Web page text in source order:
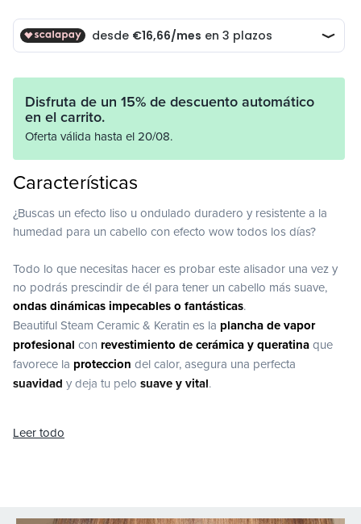
Disfruta de un 15% de descuento automático
en el carrito.
Oferta válida hasta el 20/08.
Características
¿Buscas un efecto liso u ondulado duradero y resistente a la
humedad para un cabello con efecto wow todos los días?
Todo lo que necesitas hacer es probar este alisador una vez y
no podrás prescindir de él para tener un cabello más suave,
ondas dinámicas impecables o fantásticas.
Beautiful Steam Ceramic & Keratin es la plancha de vapor
profesional con revestimiento de cerámica y queratinaque
favorece la proteccion del calor, asegura una perfecta
suavidad y deja tu pelo suave y vital.
aporta un triple beneficio a tu peinado:
-relaja las fibras capilarescon cada pasada, para un
Leer todo